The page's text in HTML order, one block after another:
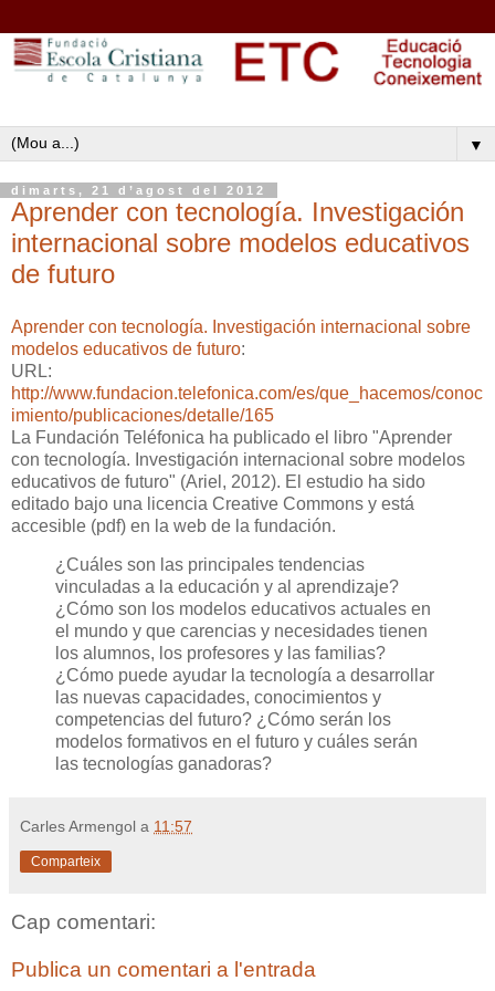
▼
dimarts, 21 d’agost del 2012
Aprender con tecnología. Investigación
internacional sobre modelos educativos
de futuro
Aprender con tecnología. Investigación internacional sobre
modelos educativos de futuro:
URL:
http://www.fundacion.telefonica.com/es/que_hacemos/conoc
imiento/publicaciones/detalle/165
La Fundación Teléfonica ha publicado el libro "Aprender
con tecnología. Investigación internacional sobre modelos
educativos de futuro" (Ariel, 2012). El estudio ha sido
editado bajo una licencia Creative Commons y está
accesible (pdf) en la web de la fundación.
¿Cuáles son las principales tendencias
vinculadas a la educación y al aprendizaje?
¿Cómo son los modelos educativos actuales en
el mundo y que carencias y necesidades tienen
los alumnos, los profesores y las familias?
¿Cómo puede ayudar la tecnología a desarrollar
las nuevas capacidades, conocimientos y
competencias del futuro? ¿Cómo serán los
modelos formativos en el futuro y cuáles serán
las tecnologías ganadoras?
Carles Armengol a 11:57
Comparteix
Cap comentari:
Publica un comentari a l'entrada